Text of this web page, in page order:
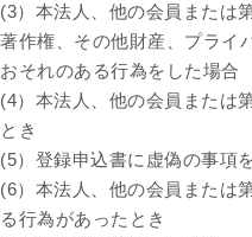
(3）本法人、他の会員または
著作権、その他財産、プライ
おそれのある行為をした場合
(4）本法人、他の会員または
とき
(5）登録申込書に虚偽の事項
(6）本法人、他の会員または
る行為があったとき